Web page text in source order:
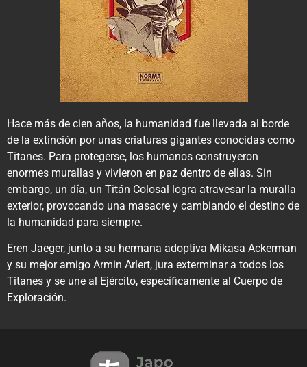
Hace más de cien años, la humanidad fue llevada al borde
de la extinción por unas criaturas gigantes conocidas como
Titanes. Para protegerse, los humanos construyeron
enormes murallas y vivieron en paz dentro de ellas. Sin
embargo, un día, un Titán Colosal logra atravesar la muralla
exterior, provocando una masacre y cambiando el destino de
la humanidad para siempre.
Eren Jaeger, junto a su hermana adoptiva Mikasa Ackerman
y su mejor amigo Armin Arlert, jura exterminar a todos los
Titanes y se une al Ejército, específicamente al Cuerpo de
Exploración.